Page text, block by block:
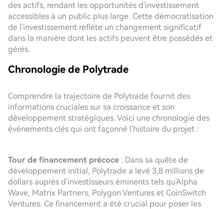
des actifs, rendant les opportunités d'investissement
accessibles à un public plus large. Cette démocratisation
de l'investissement reflète un changement significatif
dans la manière dont les actifs peuvent être possédés et
gérés.
Chronologie de Polytrade
Comprendre la trajectoire de Polytrade fournit des
informations cruciales sur sa croissance et son
développement stratégiques. Voici une chronologie des
événements clés qui ont façonné l'histoire du projet :
Tour de financement précoce : Dans sa quête de
développement initial, Polytrade a levé 3,8 millions de
dollars auprès d'investisseurs éminents tels qu'Alpha
Wave, Matrix Partners, Polygon Ventures et CoinSwitch
Ventures. Ce financement a été crucial pour poser les